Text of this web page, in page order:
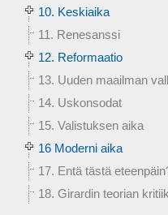
10. Keskiaika
11. Renesanssi
12. Reformaatio
13. Uuden maailman
14. Uskonsodat
15. Valistuksen aika
16 Moderni aika
17. Entä tästä
18. Girardin teorian